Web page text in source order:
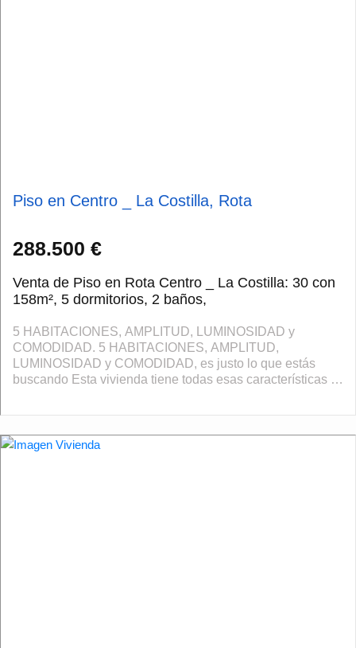
Piso en Centro _ La Costilla, Rota
288.500 €
Venta de Piso en Rota Centro _ La Costilla: 30 con
158m², 5 dormitorios, 2 baños,
5 HABITACIONES, AMPLITUD, LUMINOSIDAD y
COMODIDAD. 5 HABITACIONES, AMPLITUD,
LUMINOSIDAD y COMODIDAD, es justo lo que estás
buscando Esta vivienda tiene todas esas características y